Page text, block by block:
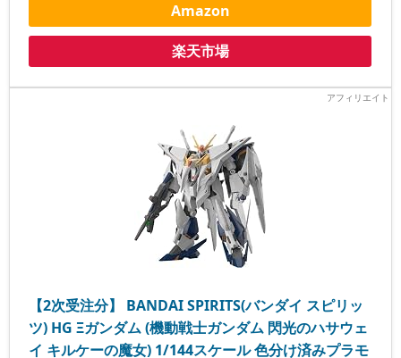
Amazon
楽天市場
【2次受注分】 BANDAI SPIRITS(バンダイ スピリッ
ツ) HG Ξガンダム (機動戦士ガンダム 閃光のハサウェ
イ キルケーの魔女) 1/144スケール 色分け済みプラモ